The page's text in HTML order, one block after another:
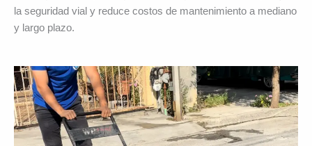
la seguridad vial y reduce costos de mantenimiento a mediano
y largo plazo.